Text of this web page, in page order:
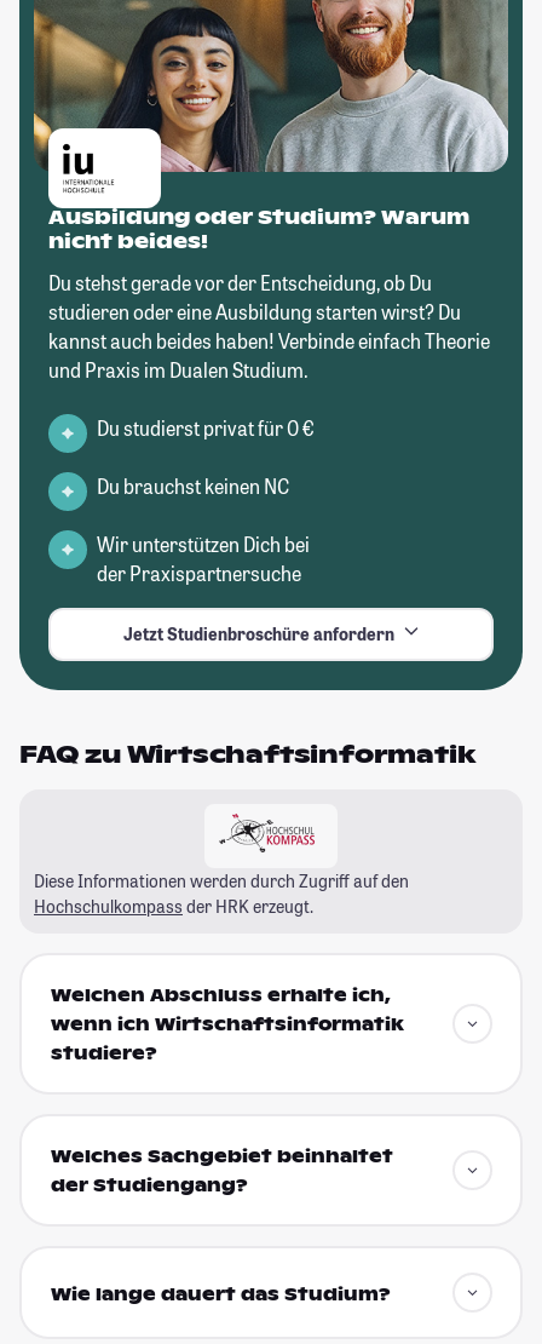
Ausbildung oder Studium? Warum
nicht beides!
Du stehst gerade vor der Entscheidung, ob Du
studieren oder eine Ausbildung starten wirst? Du
kannst auch beides haben! Verbinde einfach Theorie
und Praxis im Dualen Studium.
Du studierst privat für 0 €
Du brauchst keinen NC
Wir unterstützen Dich bei
der Praxispartnersuche
Jetzt Studienbroschüre anfordern
FAQ zu Wirtschaftsinformatik
Diese Informationen werden durch Zugriff auf den
Hochschulkompass der HRK erzeugt.
Welchen Abschluss erhalte ich,
wenn ich Wirtschaftsinformatik
studiere?
Welches Sachgebiet beinhaltet
der Studiengang?
Wie lange dauert das Studium?